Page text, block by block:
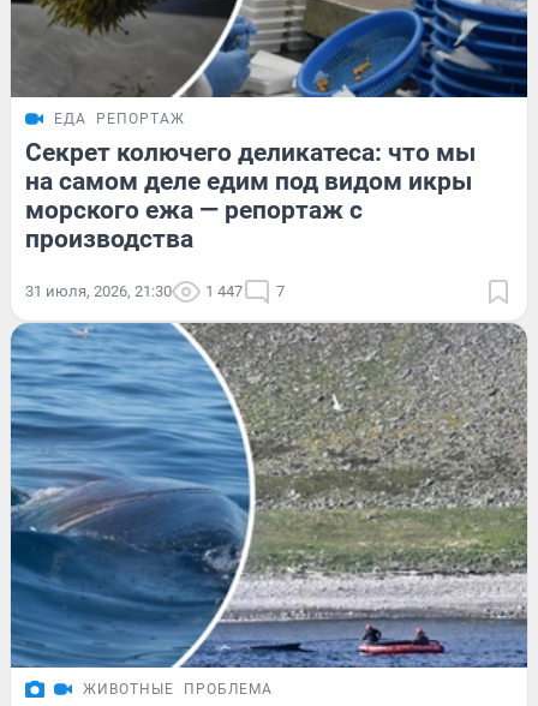
ЕДА РЕПОРТАЖ
Секрет колючего деликатеса: что мы
на самом деле едим под видом икры
морского ежа — репортаж с
производства
31 июля, 2026, 21:30 1 447 7
ЖИВОТНЫЕ ПРОБЛЕМА